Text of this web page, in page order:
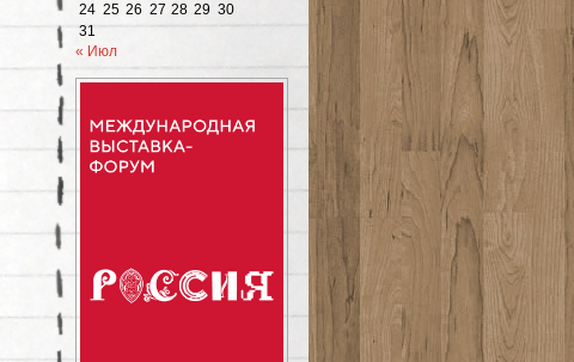
24 25 26 27 28 29 30
31
« Июл